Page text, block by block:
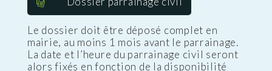
Le dossier doit être déposé complet en
mairie, au moins 1 mois avant le parrainage.
La date et l’heure du parrainage civil seront
alors fixés en fonction de la disponibilité